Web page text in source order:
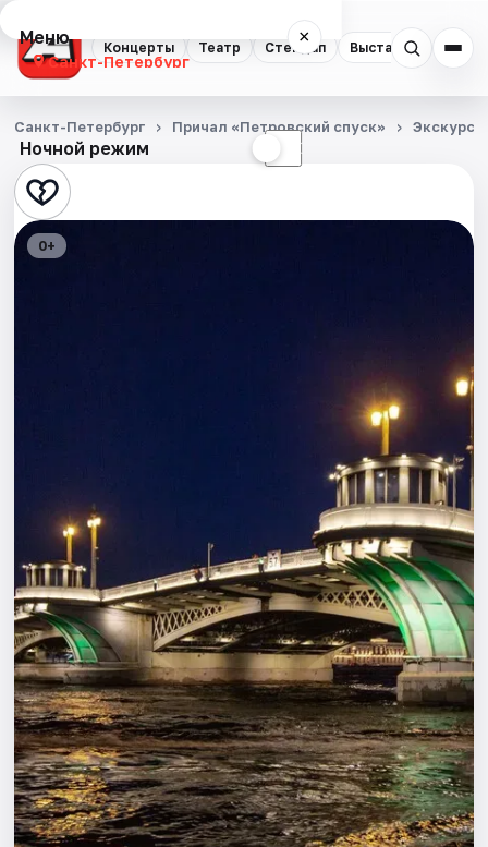
Концерты Театр Стендап Выставки
Меню ×
Санкт-Петербург
Концерты
Театр
Стендап
Города
Площадки
Артисты
Рейтинги
Ночной режим ☾
Санкт-Петербург Причал «Петровский спуск»
0+